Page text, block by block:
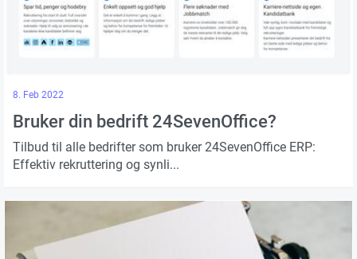
8. Feb 2022
Bruker din bedrift 24SevenOffice?
Tilbud til alle bedrifter som bruker 24SevenOffice ERP:
Effektiv rekruttering og synli...